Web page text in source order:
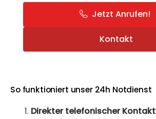
Jetzt Anrufen!
Kontakt
So funktioniert unser 24h Notdienst
Direkter telefonischer Kontakt